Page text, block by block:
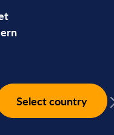
Select country